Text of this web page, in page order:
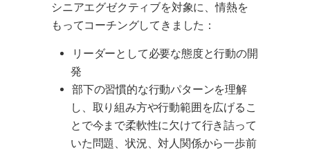
シニアエグゼクティブを対象に、情熱を
もってコーチングしてきました：
リーダーとして必要な態度と行動の開
発
部下の習慣的な行動パターンを理解
し、取り組み方や行動範囲を広げるこ
とで今まで柔軟性に欠けて行き詰って
いた問題、状況、対人関係から一歩前